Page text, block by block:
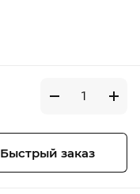
Быстрый заказ